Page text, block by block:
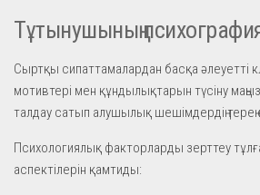
Тұтынушының
Сыртқы сипаттамалардан басқа әлеуетті
мотивтері мен құндылықтарын түсіну
талдау сатып алушылық шешімдердің
Психологиялық факторларды зерттеу
аспектілерін қамтиды: